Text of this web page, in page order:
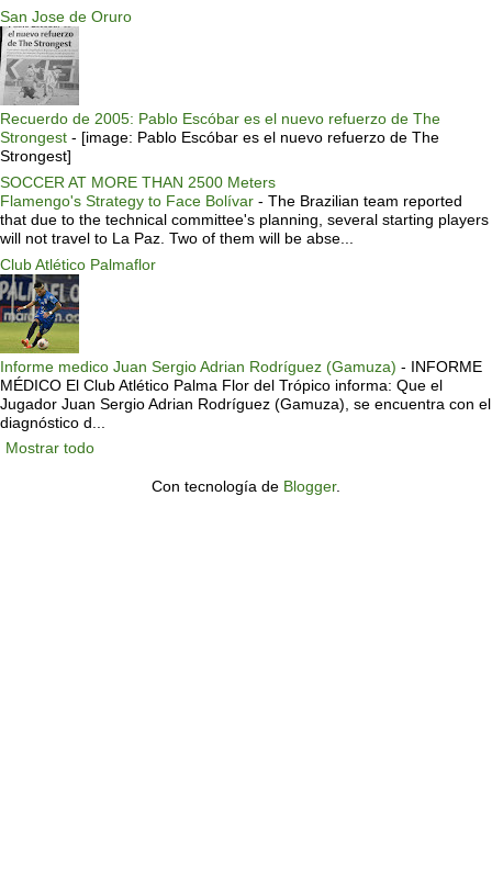
San Jose de Oruro
Recuerdo de 2005: Pablo Escóbar es el nuevo refuerzo de The
Strongest - [image: Pablo Escóbar es el nuevo refuerzo de The
Strongest]
SOCCER AT MORE THAN 2500 Meters
Flamengo's Strategy to Face Bolívar - The Brazilian team reported
that due to the technical committee's planning, several starting players
will not travel to La Paz. Two of them will be abse...
Club Atlético Palmaflor
Informe medico Juan Sergio Adrian Rodríguez (Gamuza) - INFORME
MÉDICO El Club Atlético Palma Flor del Trópico informa: Que el
Jugador Juan Sergio Adrian Rodríguez (Gamuza), se encuentra con el
diagnóstico d...
Mostrar todo
Con tecnología de Blogger.